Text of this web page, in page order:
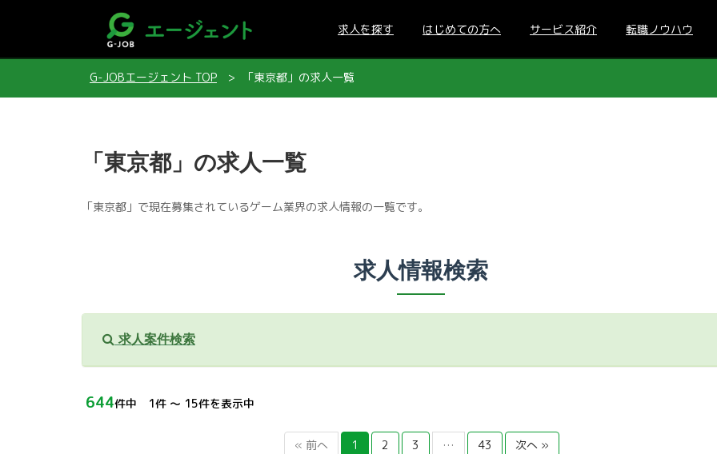
求人を探す はじめての方へ サービス紹介 転職ノウハウ
G-JOBエージェント TOP 「東京都」の求人一覧
「東京都」の求人一覧
「東京都」で現在募集されているゲーム業界の求人情報の一覧です。
求人情報検索
求人案件検索
644件中 1件 〜 15件を表示中
« 前へ 1 2 3 … 43 次へ »